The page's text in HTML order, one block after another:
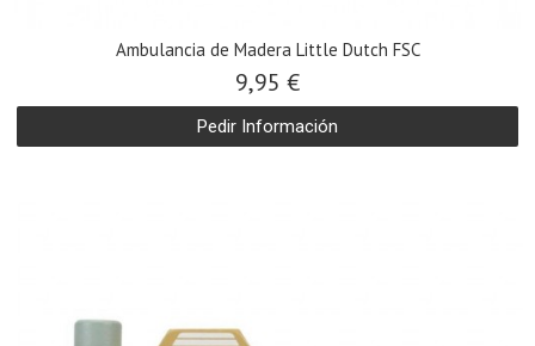
Ambulancia de Madera Little Dutch FSC
9,95 €
Pedir Información